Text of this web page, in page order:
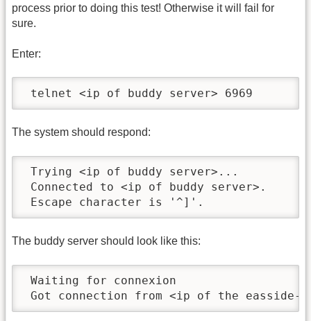
process prior to doing this test! Otherwise it will fail for
sure.
Enter:
telnet <ip of buddy server> 6969
The system should respond:
Trying <ip of buddy server>...
Connected to <ip of buddy server>.
Escape character is '^]'.
The buddy server should look like this:
Waiting for connexion
Got connection from <ip of the easside-